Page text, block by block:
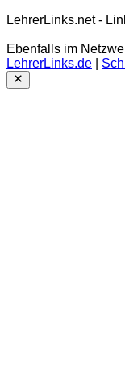
LehrerLinks.net -
Ebenfalls im
LehrerLinks.de
Close